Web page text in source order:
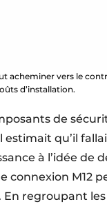
acheminer vers le
d’installation.
de
estimait qu’il
à l’idée de
connexion M12
regroupant